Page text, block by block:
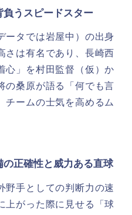
うスピードスター
ータでは岩屋中）の出身
さは有名であり、長崎西
心」を村田監督（仮）か
の桑原が語る「何でも言
チームの士気を高めるム
の正確性と威力ある直球
野手としての判断力の速
上がった際に見せる「球